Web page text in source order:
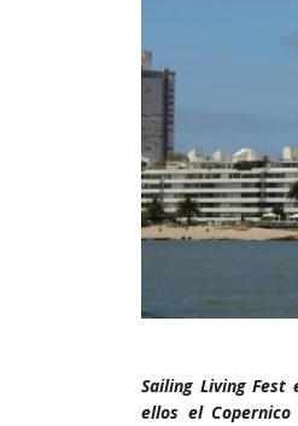
Sailing Living
ellos el